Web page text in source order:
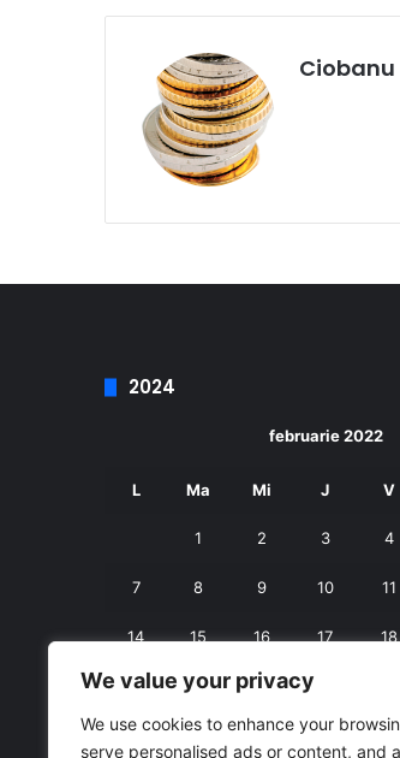
We value your privacy
We use cookies to enhance your
serve personalised ads or content, and
2024
februarie 2022
L Ma Mi J V
1 2 3 4
7 8 9 10 11
14 15 16 17 18
21 22 23
28